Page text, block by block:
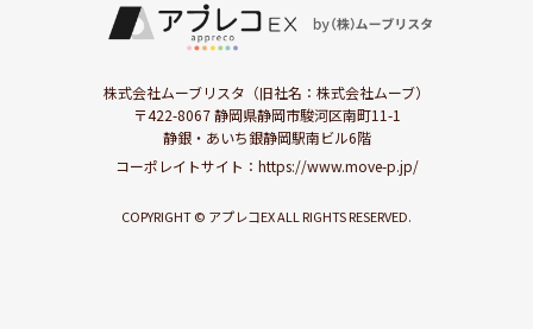
株式会社ムーブリスタ（旧社名：株式会社ムーブ）
〒422-8067 静岡県静岡市駿河区南町11-1
静銀・あいち銀静岡駅南ビル6階
コーポレイトサイト： https://www.move-p.jp/
COPYRIGHT © アプレコEX ALL RIGHTS RESERVED.